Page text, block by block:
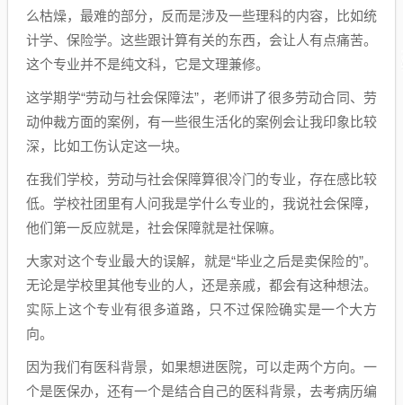
么枯燥，最难的部分，反而是涉及一些理科的内容，比如统
计学、保险学。这些跟计算有关的东西，会让人有点痛苦。
这个专业并不是纯文科，它是文理兼修。
这学期学“劳动与社会保障法”，老师讲了很多劳动合同、劳
动仲裁方面的案例，有一些很生活化的案例会让我印象比较
深，比如工伤认定这一块。
在我们学校，劳动与社会保障算很冷门的专业，存在感比较
低。学校社团里有人问我是学什么专业的，我说社会保障，
他们第一反应就是，社会保障就是社保嘛。
大家对这个专业最大的误解，就是“毕业之后是卖保险的”。
无论是学校里其他专业的人，还是亲戚，都会有这种想法。
实际上这个专业有很多道路，只不过保险确实是一个大方
向。
因为我们有医科背景，如果想进医院，可以走两个方向。一
个是医保办，还有一个是结合自己的医科背景，去考病历编